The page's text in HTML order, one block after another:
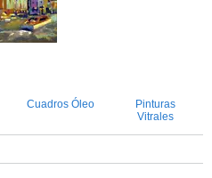
Cuadros Óleo
Pinturas
Vitrales